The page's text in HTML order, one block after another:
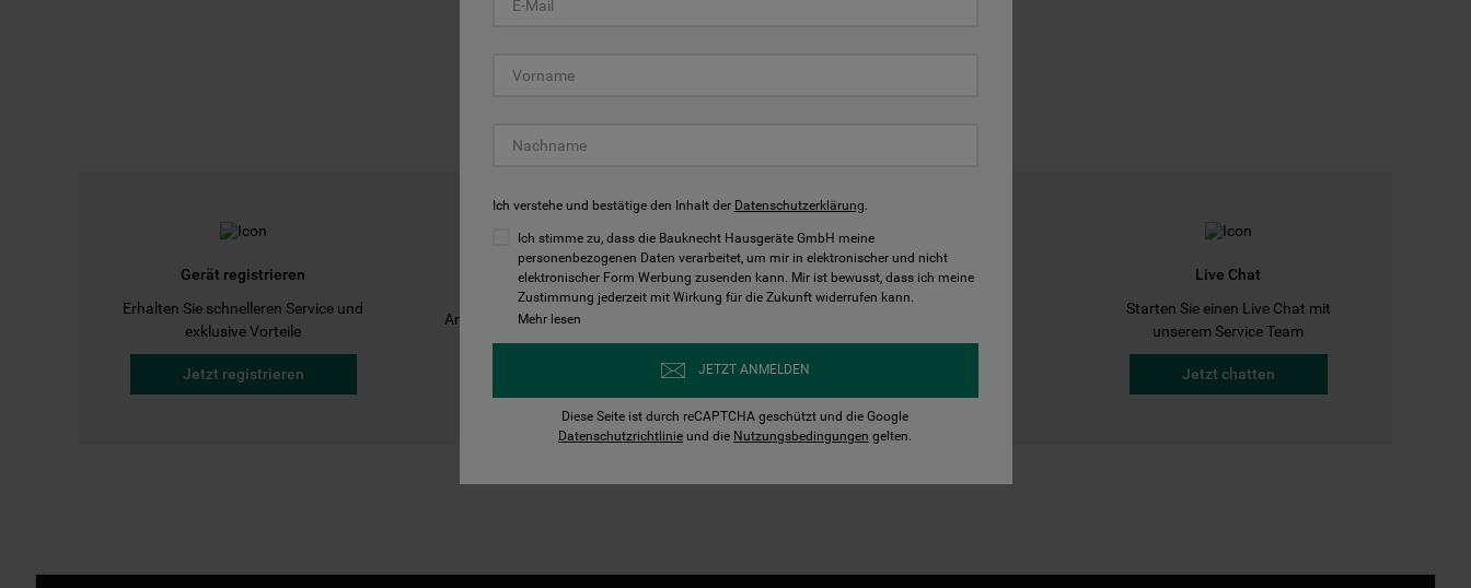
Gerät registrieren
Erhalten Sie schnelleren Service und
exklusive Vorteile
Jetzt registrieren
Bedienungsanleitungen
Anleitungen finden und herunterladen
Kontakt
Live Chat
Starten Sie einen Live Chat mit
unserem Service Team
Jetzt chatten
Ich verstehe und bestätige den Inhalt der Datenschutzerklärung.
Ich stimme zu, dass die Bauknecht Hausgeräte GmbH meine
personenbezogenen Daten verarbeitet, um mir in elektronischer und nicht
elektronischer Form Werbung zusenden kann. Mir ist bewusst, dass ich meine
Zustimmung jederzeit mit Wirkung für die Zukunft widerrufen kann.
Mehr lesen
JETZT ANMELDEN
Diese Seite ist durch reCAPTCHA geschützt und die Google
Datenschutzrichtlinie und die Nutzungsbedingungen gelten.